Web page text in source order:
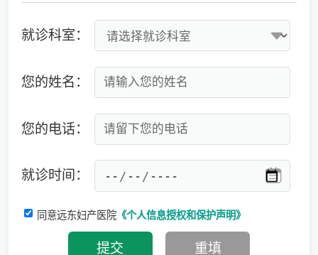
就诊科室：
您的姓名：
您的电话：
就诊时间：
同意远东妇产医院《个人信息授权和保护声明》